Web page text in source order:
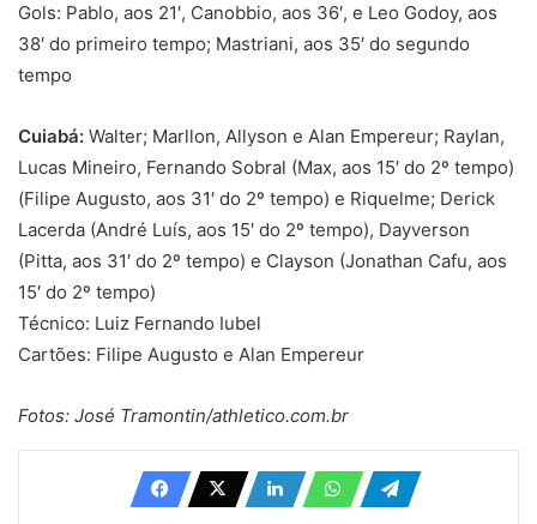
Gols: Pablo, aos 21′, Canobbio, aos 36′, e Leo Godoy, aos
38′ do primeiro tempo; Mastriani, aos 35′ do segundo
tempo
Cuiabá: Walter; Marllon, Allyson e Alan Empereur; Raylan,
Lucas Mineiro, Fernando Sobral (Max, aos 15′ do 2º tempo)
(Filipe Augusto, aos 31′ do 2º tempo) e Riquelme; Derick
Lacerda (André Luís, aos 15′ do 2º tempo), Dayverson
(Pitta, aos 31′ do 2º tempo) e Clayson (Jonathan Cafu, aos
15′ do 2º tempo)
Técnico: Luiz Fernando Iubel
Cartões: Filipe Augusto e Alan Empereur
Fotos: José Tramontin/athletico.com.br